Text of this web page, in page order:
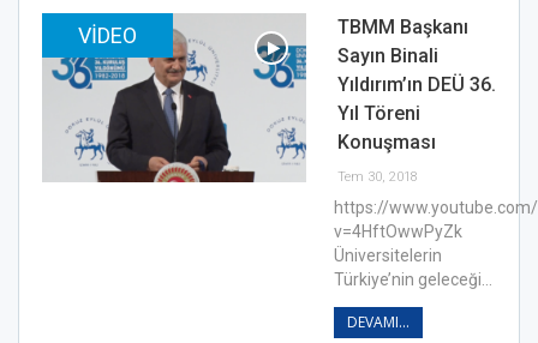
VIDEO
TBMM Başkanı
Sayın Binali
Yıldırım’ın DEÜ 36.
Yıl Töreni
Konuşması
Tem 30, 2018
https://
v=4HftOwwPyZk
Üniversitelerin
Türkiye’nin geleceği…
DEVAMI...